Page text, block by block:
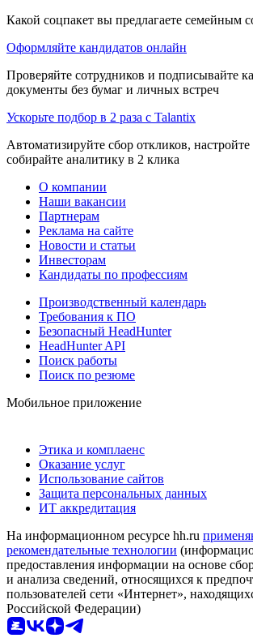
Какой соцпакет вы предлагаете семейным
Оформляйте кандидатов онлайн
Проверяйте сотрудников и подписывайте
документы без бумаг и личных встреч
Ускорьте подбор в 2 раза с Talantix
Автоматизируйте сбор откликов, настройте
собирайте аналитику в 2 клика
О компании
Наши вакансии
Партнерам
Реклама на сайте
Новости и статьи
Инвесторам
Кандидаты по профессиям
Производственный календарь
Требования к ПО
Безопасный HeadHunter
HeadHunter API
Поиск работы
Поиск по резюме
Мобильное приложение
Этика и комплаенс
Оказание услуг
Использование сайтов
Защита персональных данных
ИТ аккредитация
На информационном ресурсе hh.ru
рекомендательные технологии
предоставления информации на основе
и анализа сведений, относящихся к
пользователей сети «Интернет»,
Российской Федерации)